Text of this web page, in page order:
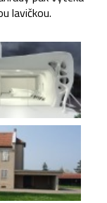
lavičkou.